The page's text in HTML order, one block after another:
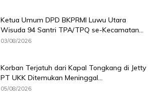
Ketua Umum DPD BKPRMI Luwu Utara
Wisuda 94 Santri TPA/TPQ se-Kecamatan...
03/08/2026
Korban Terjatuh dari Kapal Tongkang di Jetty
PT UKK Ditemukan Meninggal...
05/08/2026